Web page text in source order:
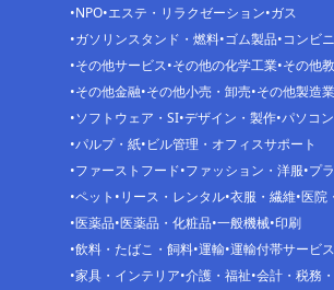
NPO エステ・リラクゼーション ガス
ガソリンスタンド・燃料 ゴム製品 コンビニ
その他サービス その他の化学工業 その他
その他金融 その他小売・卸売 その他製造業
ソフトウェア・SI デザイン・製作 パソコ
パルプ・紙 ビル管理・オフィスサポート
ファーストフード ファッション・洋服 プ
ペット リース・レンタル 衣服・繊維 医院
医薬品 医薬品・化粧品 一般機械 印刷
飲料・たばこ・飼料 運輸 運輸付帯サービス
家具・インテリア 介護・福祉 会計・税務